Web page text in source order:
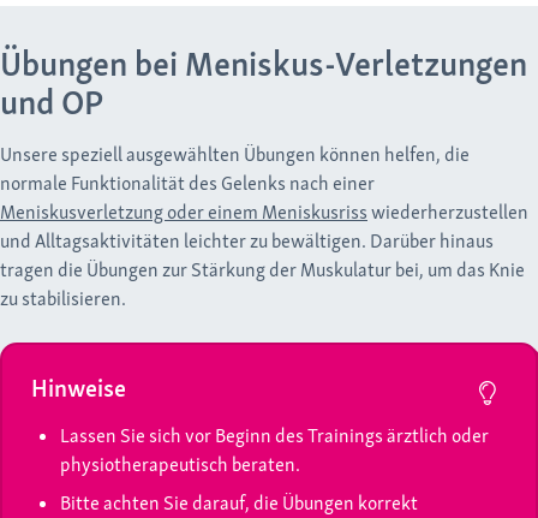
Übungen bei Meniskus-Verletzungen
und OP
Unsere speziell ausgewählten Übungen können helfen, die
normale Funktionalität des Gelenks nach einer
Meniskusverletzung oder einem Meniskusrisswiederherzustellen
und Alltagsaktivitäten leichter zu bewältigen. Darüber hinaus
tragen die Übungen zur Stärkung der Muskulatur bei, um das Knie
zu stabilisieren.
Hinweise
Lassen Sie sich vor Beginn des Trainings ärztlich oder
physiotherapeutisch beraten.
Bitte achten Sie darauf, die Übungen korrekt